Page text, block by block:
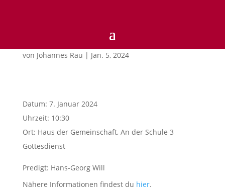
10:30)GOTTESDIENST
von Johannes Rau | Jan. 5, 2024
Datum: 7. Januar 2024
Uhrzeit: 10:30
Ort: Haus der Gemeinschaft, An der Schule 3
Gottesdienst
Predigt: Hans-Georg Will
Nähere Informationen findest du hier.